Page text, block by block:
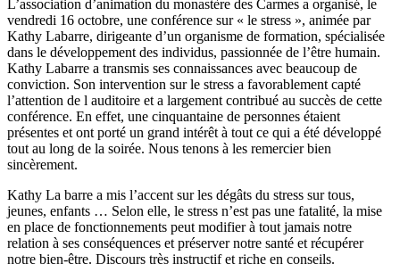
L’association d’animation du monastère des Carmes a organisé, le
vendredi 16 octobre, une conférence sur « le stress », animée par
Kathy Labarre, dirigeante d’un organisme de formation, spécialisée
dans le développement des individus, passionnée de l’être humain.
Kathy Labarre a transmis ses connaissances avec beaucoup de
conviction. Son intervention sur le stress a favorablement capté
l’attention de l auditoire et a largement contribué au succès de cette
conférence. En effet, une cinquantaine de personnes étaient
présentes et ont porté un grand intérêt à tout ce qui a été développé
tout au long de la soirée. Nous tenons à les remercier bien
sincèrement.
Kathy La barre a mis l’accent sur les dégâts du stress sur tous,
jeunes, enfants … Selon elle, le stress n’est pas une fatalité, la mise
en place de fonctionnements peut modifier à tout jamais notre
relation à ses conséquences et préserver notre santé et récupérer
notre bien-être. Discours très instructif et riche en conseils.